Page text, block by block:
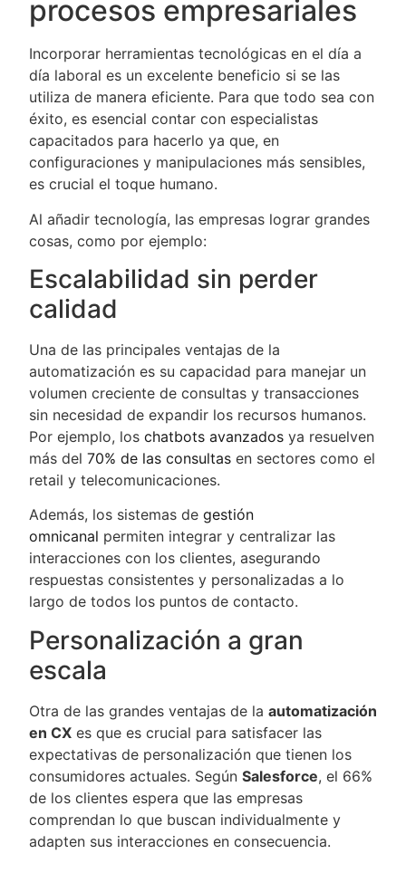
procesos empresariales
Incorporar herramientas tecnológicas en el día a
día laboral es un excelente beneficio si se las
utiliza de manera eficiente. Para que todo sea con
éxito, es esencial contar con especialistas
capacitados para hacerlo ya que, en
configuraciones y manipulaciones más sensibles,
es crucial el toque humano.
Al añadir tecnología, las empresas lograr grandes
cosas, como por ejemplo:
Escalabilidad sin perder
calidad
Una de las principales ventajas de la
automatización es su capacidad para manejar un
volumen creciente de consultas y transacciones
sin necesidad de expandir los recursos humanos.
Por ejemplo, los chatbots avanzados ya resuelven
más del 70% de las consultas en sectores como el
retail y telecomunicaciones.
Además, los sistemas de gestión
omnicanal permiten integrar y centralizar las
interacciones con los clientes, asegurando
respuestas consistentes y personalizadas a lo
largo de todos los puntos de contacto.
Personalización a gran
escala
Otra de las grandes ventajas de la automatización
en CX es que es crucial para satisfacer las
expectativas de personalización que tienen los
consumidores actuales. Según Salesforce, el 66%
de los clientes espera que las empresas
comprendan lo que buscan individualmente y
adapten sus interacciones en consecuencia​.